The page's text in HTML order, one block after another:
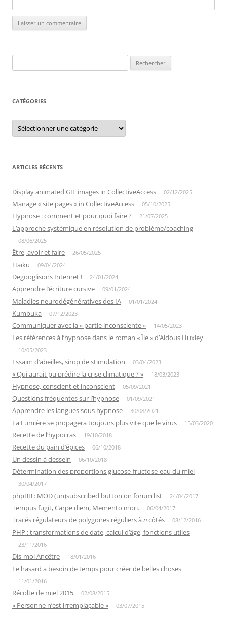
CATÉGORIES
Catégories
ARTICLES RÉCENTS
Display animated GIF images in CollectiveAccess 02/12/2025
Manage « site pages » in CollectiveAccess 05/10/2025
Hypnose : comment et pour quoi faire ? 21/07/2025
L’approche systémique en résolution de problème/coaching
08/06/2025
Être, avoir et faire 26/05/2025
Haïku 09/04/2024
Degooglisons Internet ! 24/01/2024
Apprendre l’écriture cursive 09/01/2024
Maladies neurodégénératives des IA 01/01/2024
Kumbuka 07/12/2023
Communiquer avec la « partie inconsciente » 14/05/2023
Les références à l’hypnose dans le roman « Île » d’Aldous Huxley
10/05/2023
Essaim d’abeilles, sirop de stimulation 03/04/2023
« Qui aurait pu prédire la crise climatique ? » 18/03/2023
Hypnose, conscient et inconscient 05/09/2021
Questions fréquentes sur l’hypnose 01/09/2021
Apprendre les langues sous hypnose 30/08/2021
La Lumière se propagera toujours plus vite que le virus 15/03/2020
Recette de l’hypocras 19/10/2018
Recette du pain d’épices 06/10/2018
Un dessin à dessein 06/10/2018
Détermination des proportions glucose-fructose-eau du miel
30/04/2017
phpBB : MOD (un)subscribed button on forum list 24/04/2017
Tempus fugit, Carpe diem, Memento mori. 06/04/2017
Tracés régulateurs de polygones réguliers à ncôtés 08/12/2016
PHP : transformations de date, calcul d’âge, fonctions utiles
23/11/2016
Dis-moi Ancêtre 18/01/2016
Le hasard a besoin de temps pour créer de belles choses
11/01/2016
Récolte de miel 2015 02/08/2015
« Personne n’est irremplaçable » 03/07/2015